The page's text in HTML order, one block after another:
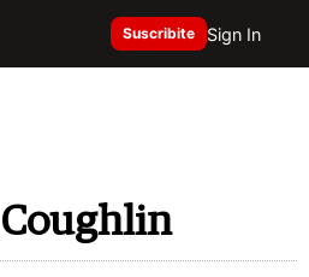
Suscribite Sign In